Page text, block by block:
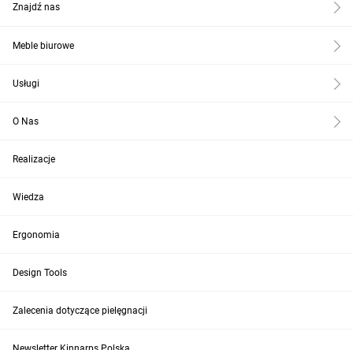
Znajdź nas
Meble biurowe
Usługi
O Nas
Realizacje
Wiedza
Ergonomia
Design Tools
Zalecenia dotyczące pielęgnacji